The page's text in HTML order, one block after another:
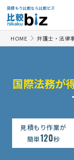
見積もり比較なら比較ビズ
HOME 弁護士・法律
国際法務が
見積もり作業が
簡単120秒